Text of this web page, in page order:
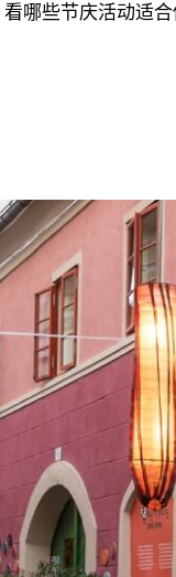
哪些节庆活动适合